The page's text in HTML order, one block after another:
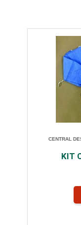
CENTRAL
KIT